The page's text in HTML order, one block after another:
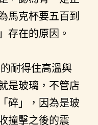
馬克杯要五百到
存在的原因。
耐得住高溫與
是玻璃，不管店
碎」，因為是玻
撞擊之後的震